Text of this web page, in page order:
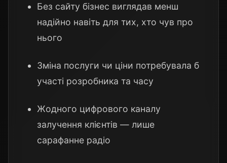
Без сайту бізнес виглядав менш
надійно навіть для тих, хто чув про
нього
Зміна послуги чи ціни потребувала б
участі розробника та часу
Жодного цифрового каналу
залучення клієнтів — лише
сарафанне радіо